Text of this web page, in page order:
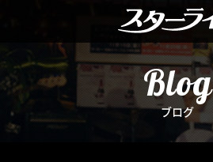
Blog
ブログ